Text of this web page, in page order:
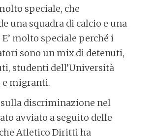
speciale, che
una squadra di calcio e una
molto speciale perché i
sono un mix di detenuti,
studenti dell’Università
e migranti.
discriminazione nel
avviato a seguito delle
Atletico Diritti ha